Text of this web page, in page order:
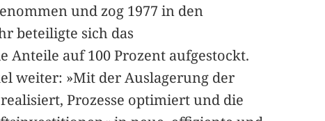
und zog 1977 in den
beteiligte sich das
Anteile auf 100 Prozent aufgestockt.
weiter: »Mit der Auslagerung der
Prozesse optimiert und die